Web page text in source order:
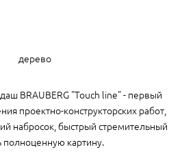
дерево
BRAUBERG "Touch line" - первый
проектно-конструкторских работ,
набросок, быстрый стремительный
полноценную картину.